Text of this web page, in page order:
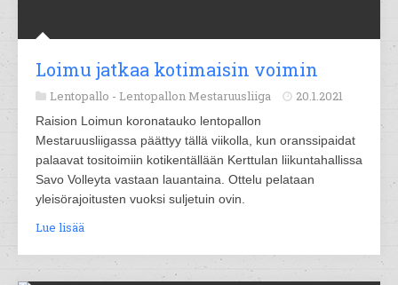
Loimu jatkaa kotimaisin voimin
Lentopallo - Lentopallon Mestaruusliiga 20.1.2021
Raision Loimun koronatauko lentopallon
Mestaruusliigassa päättyy tällä viikolla, kun oranssipaidat
palaavat tositoimiin kotikentällään Kerttulan liikuntahallissa
Savo Volleyta vastaan lauantaina. Ottelu pelataan
yleisörajoitusten vuoksi suljetuin ovin.
Lue lisää